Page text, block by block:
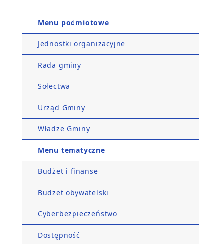
Menu podmiotowe
Jednostki organizacyjne
Rada gminy
Sołectwa
Urząd Gminy
Władze Gminy
Menu tematyczne
Budżet i finanse
Budżet obywatelski
Cyberbezpieczeństwo
Dostępność